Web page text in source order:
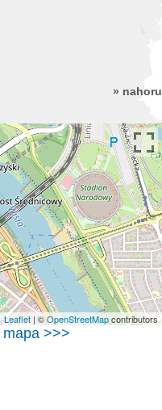
» nahoru
Leaflet | ©OpenStreetMapcontributors
mapa >>>